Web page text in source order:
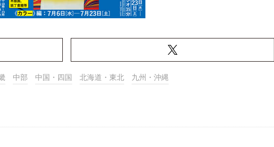
中部 中国・四国 北海道・東北 九州・沖縄